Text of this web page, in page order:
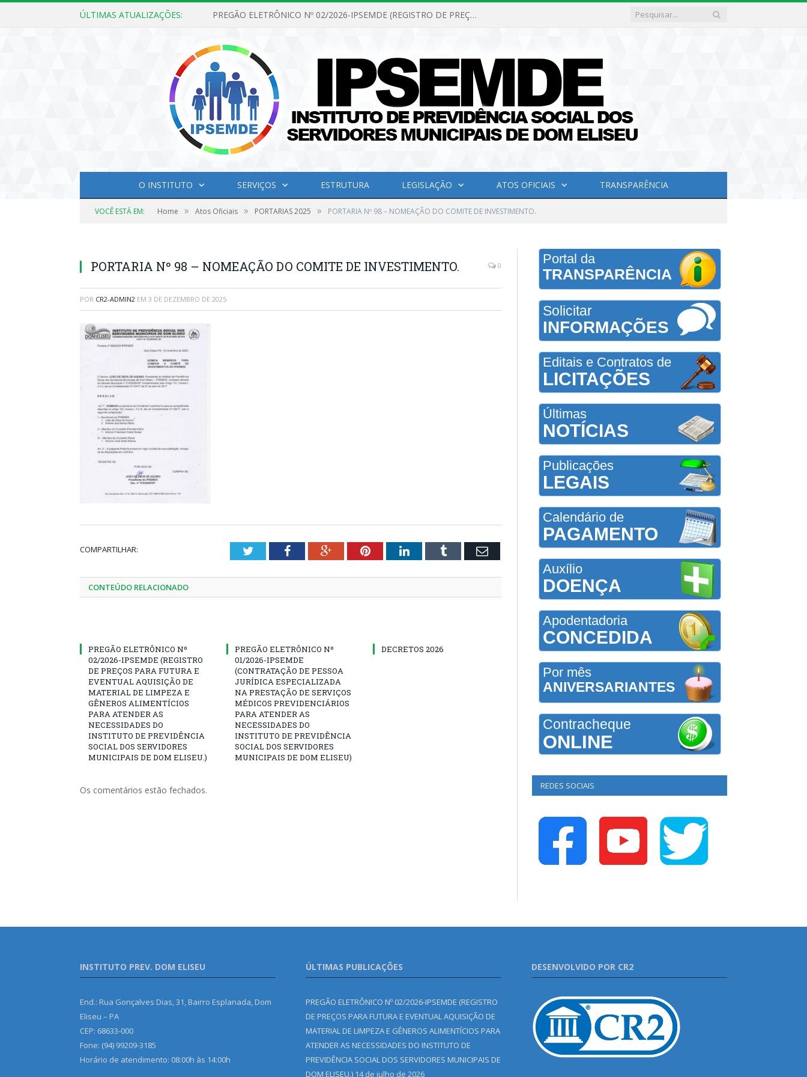
ÚLTIMAS ATUALIZAÇÕES: PREGÃO ELETRÔNICO Nº 02/2026-IPSEMDE (REGISTRO DE PREÇOS PARA FUTURA E EVENTUAL AQUISIÇÃO DE MATERIAL DE LIMPEZA E GÊNEROS ALIMENTÍCIOS PARA ATENDER AS NECESSIDADES DO INSTITUTO DE PREVIDÊNCIA SOCIAL DOS SERVIDORES MUNICIPAIS DE DOM ELISEU.)
O INSTITUTO SERVIÇOS ESTRUTURA LEGISLAÇÃO ATOS OFICIAIS TRANSPARÊNCIA
VOCÊ ESTÁ EM: Home » Atos Oficiais » PORTARIAS 2025 » PORTARIA Nº 98 – NOMEAÇÃO DO COMITE DE INVESTIMENTO.
PORTARIA Nº 98 – NOMEAÇÃO DO COMITE DE INVESTIMENTO. 0
POR CR2-ADMIN2 EM 3 DE DEZEMBRO DE 2025
COMPARTILHAR: TwitterFacebookGoogle+PinterestLinkedInTumblr Email
CONTEÚDO RELACIONADO
PREGÃO ELETRÔNICO Nº
02/2026-IPSEMDE (REGISTRO
DE PREÇOS PARA FUTURA E
EVENTUAL AQUISIÇÃO DE
MATERIAL DE LIMPEZA E
GÊNEROS ALIMENTÍCIOS
PARA ATENDER AS
NECESSIDADES DO
INSTITUTO DE PREVIDÊNCIA
SOCIAL DOS SERVIDORES
MUNICIPAIS DE DOM ELISEU.)
PREGÃO ELETRÔNICO Nº
01/2026-IPSEMDE
(CONTRATAÇÃO DE PESSOA
JURÍDICA ESPECIALIZADA
NA PRESTAÇÃO DE SERVIÇOS
MÉDICOS PREVIDENCIÁRIOS
PARA ATENDER AS
NECESSIDADES DO
INSTITUTO DE PREVIDÊNCIA
SOCIAL DOS SERVIDORES
MUNICIPAIS DE DOM ELISEU)
DECRETOS 2026
Os comentários estão fechados.
Portal da
TRANSPARÊNCIA
Solicitar
INFORMAÇÕES
Editais e Contratos de
LICITAÇÕES
Últimas
NOTÍCIAS
Publicações
LEGAIS
Calendário de
PAGAMENTO
Auxílio
DOENÇA
Apodentadoria
CONCEDIDA
Por mês
ANIVERSARIANTES
Contracheque
ONLINE
REDES SOCIAIS
INSTITUTO PREV. DOM ELISEU
End.: Rua Gonçalves Dias, 31, Bairro Esplanada, Dom
Eliseu – PA
CEP: 68633-000
Fone: (94) 99209-3185
Horário de atendimento: 08:00h às 14:00h
ÚLTIMAS PUBLICAÇÕES
PREGÃO ELETRÔNICO Nº 02/2026-IPSEMDE (REGISTRO
DE PREÇOS PARA FUTURA E EVENTUAL AQUISIÇÃO DE
MATERIAL DE LIMPEZA E GÊNEROS ALIMENTÍCIOS PARA
ATENDER AS NECESSIDADES DO INSTITUTO DE
PREVIDÊNCIA SOCIAL DOS SERVIDORES MUNICIPAIS DE
DOM ELISEU.) 14 de julho de 2026
DESENVOLVIDO POR CR2